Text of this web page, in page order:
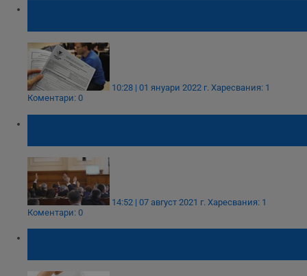
10:28 | 01 януари 2022 г. Харесвания: 1
Коментари: 0
14:52 | 07 август 2021 г. Харесвания: 1
Коментари: 0